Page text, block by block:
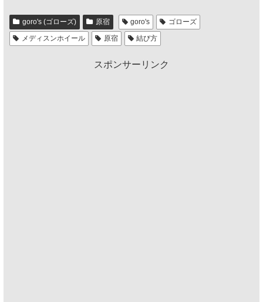
goro's (ゴローズ) 原宿 goro's
ゴローズ
メディスンホイール
原宿 結び方
スポンサーリンク